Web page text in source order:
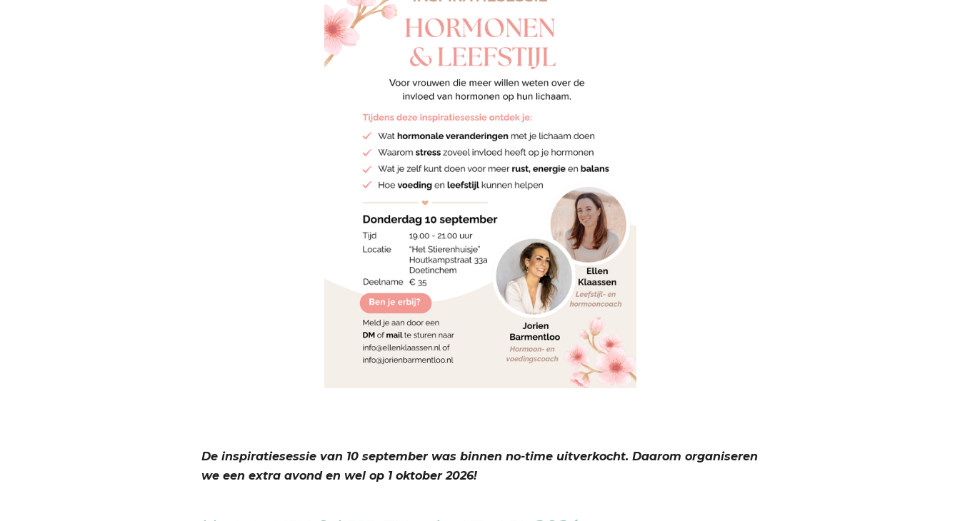
De inspiratiesessie van 10 september was binnen no-time uitverkocht. Daarom organiseren
we een extra avond en wel op 1 oktober 2026!